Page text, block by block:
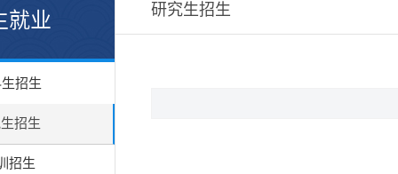
就业
招生
招生
招生
研究生招生